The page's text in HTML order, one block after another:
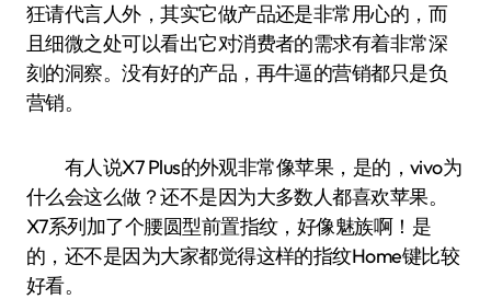
狂请代言人外，其实它做产品还是非常用心的，而
且细微之处可以看出它对消费者的需求有着非常深
刻的洞察。没有好的产品，再牛逼的营销都只是负
营销。
有人说X7 Plus的外观非常像苹果，是的，vivo为
什么会这么做？还不是因为大多数人都喜欢苹果。
X7系列加了个腰圆型前置指纹，好像魅族啊！是
的，还不是因为大家都觉得这样的指纹Home键比较
好看。